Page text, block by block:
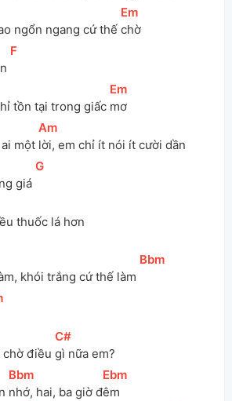
ngổn ngang cứ thế
[Em
chờ
[F
tồn tại trong giấc
[Em
mơ
một
[
Am
lời, em chỉ ít nói ít cười dần
giá
[
G
thuốc lá hơn
khói trắng cứ thế làm
[Bbm
điều
[
C#
gì nữa em?
[Bbm
nhớ, hai, ba giờ đ
[Ebm
êm